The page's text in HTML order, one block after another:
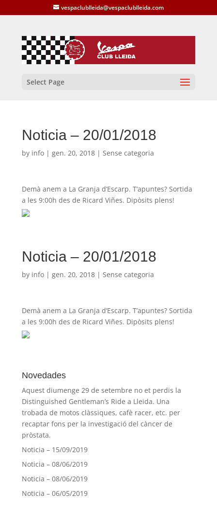
vespaclublleida@vespaclublleida.com
Select Page
Noticia – 20/01/2018
by info| gen. 20, 2018| Sense categoria
Demà anem a La Granja d’Escarp. T’apuntes? Sortida
a les 9:00h des de Ricard Viñes. Dipòsits plens!
Noticia – 20/01/2018
by info| gen. 20, 2018| Sense categoria
Demà anem a La Granja d’Escarp. T’apuntes? Sortida
a les 9:00h des de Ricard Viñes. Dipòsits plens!
Novedades
Aquest diumenge 29 de setembre no et perdis la
Distinguished Gentleman’s Ride a Lleida. Una
trobada de motos clàssiques, cafè racer, etc. per
recaptar fons per la investigació del càncer de
pròstata.
Noticia – 15/09/2019
Noticia – 08/06/2019
Noticia – 08/06/2019
Noticia – 06/05/2019